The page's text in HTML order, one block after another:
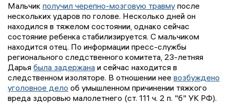
Мальчик получил черепно-мозговую травму после
нескольких ударов по голове. Несколько дней он
находился в тяжелом состоянии, однако сейчас
состояние ребенка стабилизируется. С мальчиком
находится отец. По информации пресс-службы
регионального следственного комитета, 23-летняя
Дарья была задержана и сейчас находится в
следственном изоляторе. В отношении нее возбуждено
уголовное дело об умышленном причинении тяжкого
вреда здоровью малолетнего (ст. 111 ч. 2 п. "б" УК РФ).